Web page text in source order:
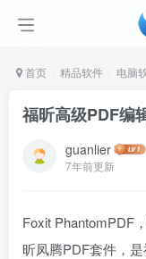
首页 精品软件 电脑
福昕高级PDF编
guanlier
7年前更新
Foxit PhantomPDF
昕凤腾PDF套件，